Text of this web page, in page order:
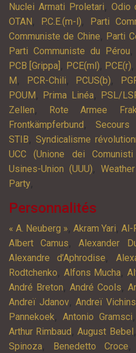
Nuclei Armati Proletari, Odio
OTAN , P.C.E.(m-l), Parti
Communiste de Chine, Parti
Parti Communiste du Pérou,
PCB [Grippa] , PCE(ml), PCE(r),
M , PCR-Chili, PCUS(b),
POUM , Prima Linéa, PSL/
Zellen, Rote Armee
Frontkämpferbund , Secours
STIB, Syndicalisme
UCC (Unione dei Comunisti
Usines-Union (UUU),
Party,
Personnalités
« A. Neuberg », Akram Yari, Al-
Albert Camus,Alexander
Alexandre d’Aphrodise,
Rodtchenko, Alfons Mucha,
André Breton, André Cools,
Andreï Jdanov, Andreï
Pannekoek,Antonio Gramsci,
Arthur Rimbaud ,August Bebel ,
Spinoza, Benedetto Croce,